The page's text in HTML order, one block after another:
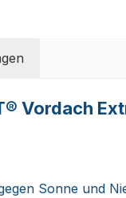
Vordach
Sonne und